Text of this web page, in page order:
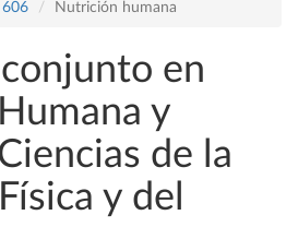
606
Nutrición humana
en
y
de la
y del